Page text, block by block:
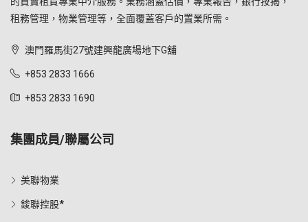
租務管理，物業管理等，全面覆蓋客戶的置業所需。
澳門羅馬街27號建興龍廣場地下G舖
+853 2833 1666
+853 2833 1690
集團成員/聯屬公司
美聯物業
鋑聯控股*